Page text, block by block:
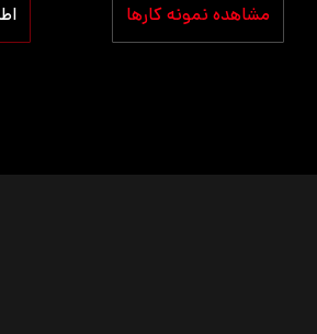
مشاهده نمونه کارها